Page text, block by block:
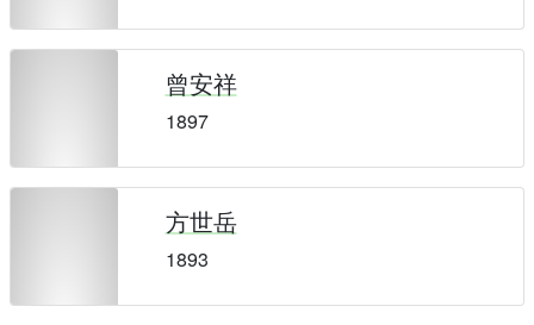
曾安祥
1897
方世岳
1893